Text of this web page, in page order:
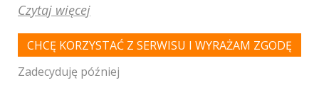
Czytaj więcej
CHCĘ KORZYSTAĆ Z SERWISU I WYRAŻAM ZGODĘ
Zadecyduję później